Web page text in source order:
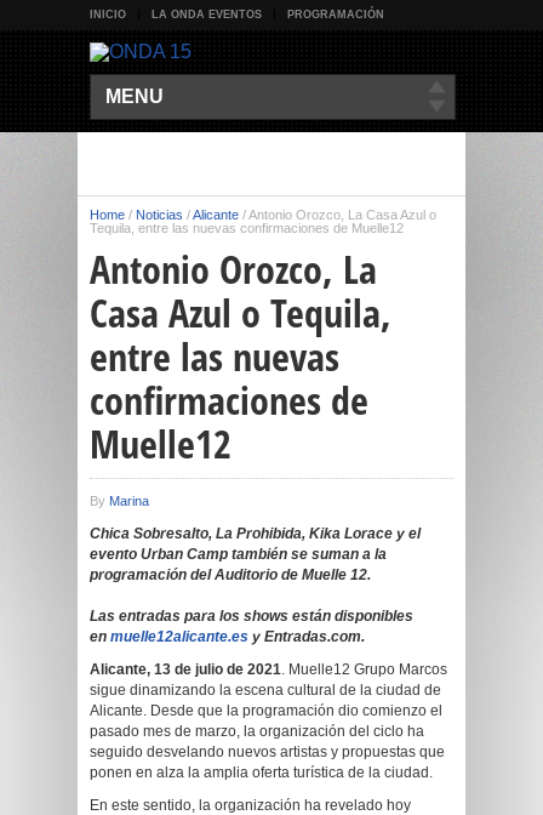
INICIO LA ONDA EVENTOS PROGRAMACIÓN
MENU
Home / Noticias /Alicante /Antonio Orozco, La Casa Azul o
Tequila, entre las nuevas confirmaciones de Muelle12
Antonio Orozco, La
Casa Azul o Tequila,
entre las nuevas
confirmaciones de
Muelle12
By Marina
Chica Sobresalto, La Prohibida, Kika Lorace y el
evento Urban Camp también se suman a la
programación del Auditorio de Muelle 12.
Las entradas para los shows están disponibles
en muelle12alicante.es y Entradas.com.
Alicante, 13 de julio de 2021. Muelle12 Grupo Marcos
sigue dinamizando la escena cultural de la ciudad de
Alicante. Desde que la programación dio comienzo el
pasado mes de marzo, la organización del ciclo ha
seguido desvelando nuevos artistas y propuestas que
ponen en alza la amplia oferta turística de la ciudad.
En este sentido, la organización ha revelado hoy